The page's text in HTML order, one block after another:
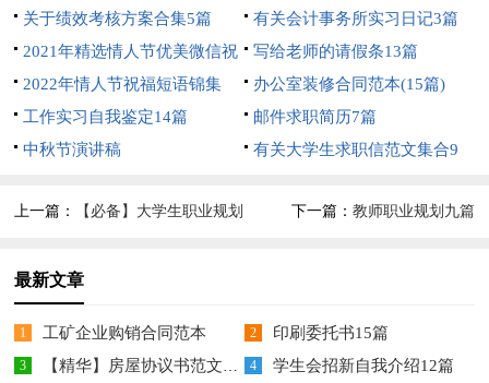
关于绩效考核方案合集5篇
有关会计事务所实习日记3篇
2021年精选情人节优美微信祝
福语摘录49条
写给老师的请假条13篇
2022年情人节祝福短语锦集
100条
办公室装修合同范本(15篇)
工作实习自我鉴定14篇
邮件求职简历7篇
中秋节演讲稿
有关大学生求职信范文集合9
上一篇：
【必备】大学生职业规划
下一篇： 教师职业规划九篇
最新文章
1 工矿企业购销合同范本 2 印刷委托书15篇
3 【精华】房屋协议书范文合集10篇 4 学生会招新自我介绍12篇